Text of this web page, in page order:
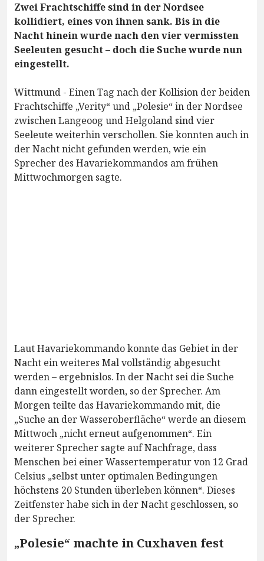
Zwei Frachtschiffe sind in der Nordsee
kollidiert, eines von ihnen sank. Bis in die
Nacht hinein wurde nach den vier vermissten
Seeleuten gesucht – doch die Suche wurde nun
eingestellt.
Wittmund - Einen Tag nach der Kollision der beiden
Frachtschiffe „Verity“ und „Polesie“ in der Nordsee
zwischen Langeoog und Helgoland sind vier
Seeleute weiterhin verschollen. Sie konnten auch in
der Nacht nicht gefunden werden, wie ein
Sprecher des Havariekommandos am frühen
Mittwochmorgen sagte.
Laut Havariekommando konnte das Gebiet in der
Nacht ein weiteres Mal vollständig abgesucht
werden – ergebnislos. In der Nacht sei die Suche
dann eingestellt worden, so der Sprecher. Am
Morgen teilte das Havariekommando mit, die
„Suche an der Wasseroberfläche“ werde an diesem
Mittwoch „nicht erneut aufgenommen“. Ein
weiterer Sprecher sagte auf Nachfrage, dass
Menschen bei einer Wassertemperatur von 12 Grad
Celsius „selbst unter optimalen Bedingungen
höchstens 20 Stunden überleben können“. Dieses
Zeitfenster habe sich in der Nacht geschlossen, so
der Sprecher.
„Polesie“ machte in Cuxhaven fest